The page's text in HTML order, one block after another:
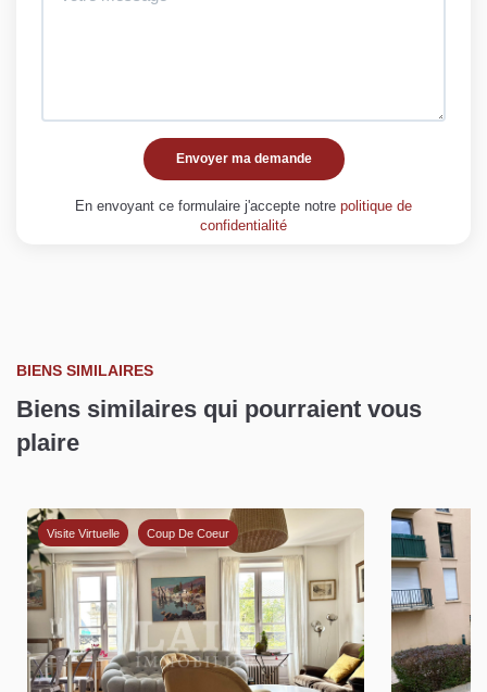
Envoyer ma demande
En envoyant ce formulaire j'accepte notre politique de
confidentialité
BIENS SIMILAIRES
Biens similaires qui pourraient vous
plaire
Exclusif